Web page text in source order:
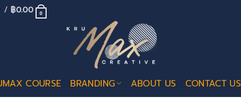
/ ฿0.00 0
COURSE BRANDING ABOUT US CONTACT US